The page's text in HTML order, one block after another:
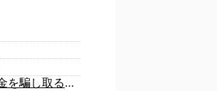
中国、止められないEV製造 売れず在庫山積み「売れたこと」にして補助金を騙し取る事案を思いつきが横行